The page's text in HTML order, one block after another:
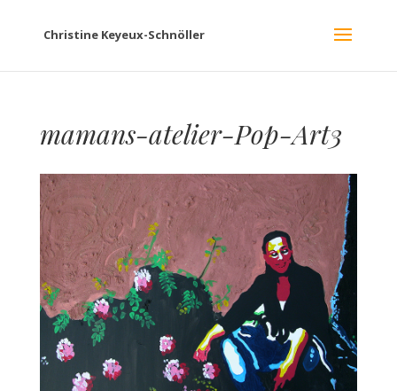
Christine Keyeux-Schnöller
mamans-atelier-Pop-Art3